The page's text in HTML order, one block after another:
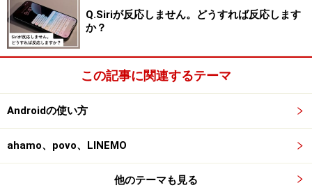
Q.Siriが反応しません。どうすれば反応します
か？
この記事に関連するテーマ
Androidの使い方
ahamo、povo、LINEMO
他のテーマも見る